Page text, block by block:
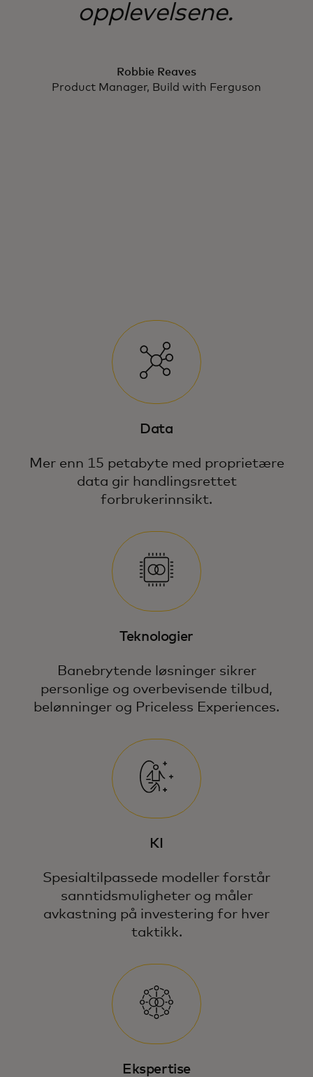
opplevelsene.
Robbie Reaves
Product Manager, Build with Ferguson
Data
Mer enn 15 petabyte med proprietære
data gir handlingsrettet
forbrukerinnsikt.
Teknologier
Banebrytende løsninger sikrer
personlige og overbevisende tilbud,
belønninger og Priceless Experiences.
KI
Spesialtilpassede modeller forstår
sanntidsmuligheter og måler
avkastning på investering for hver
taktikk.
Ekspertise